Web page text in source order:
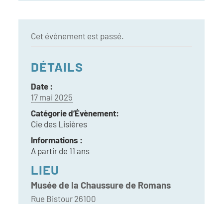
Cet évènement est passé.
DÉTAILS
Date :
17 mai 2025
Catégorie d’Évènement:
Cie des Lisières
Informations :
A partir de 11 ans
LIEU
Musée de la Chaussure de Romans
Rue Bistour 26100